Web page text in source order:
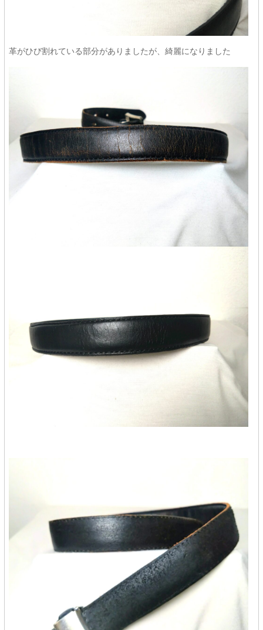
革がひび割れている部分がありましたが、綺麗になりました